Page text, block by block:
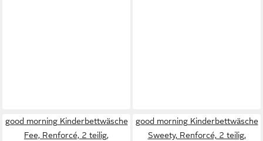
good morning Kinderbettwäsche
Fee, Renforcé, 2 teilig,
good morning Kinderbettwäsche
Sweety, Renforcé, 2 teilig,